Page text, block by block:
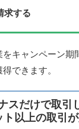
求する
をキャンペーン期
できます。
スだけで取引
ト以上の取引